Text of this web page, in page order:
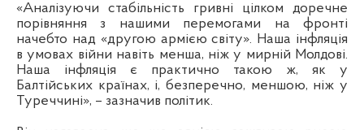
«Аналізуючи стабільність гривні цілком доречне
порівняння з нашими перемогами на фронті
начебто над «другою армією світу». Наша інфляція
в умовах війни навіть менша, ніж у мирній Молдові.
Наша інфляція є практично такою ж, як у
Балтійських країнах, і, безперечно, меншою, ніж у
Туреччині», – зазначив політик.